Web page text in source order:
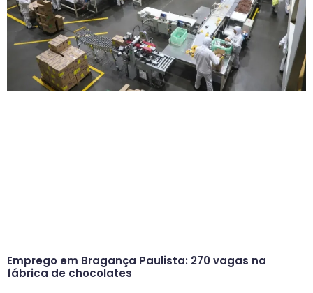
Emprego em Bragança Paulista: 270 vagas na
fábrica de chocolates